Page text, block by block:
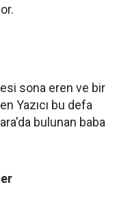
sona eren ve bir
Yazıcı bu defa
bulunan baba